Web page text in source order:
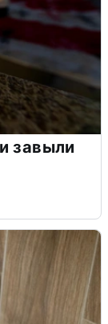
завыли